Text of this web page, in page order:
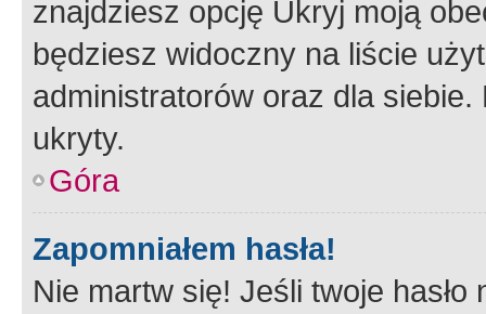
znajdziesz opcję Ukryj moją
będziesz widoczny na liście
administratorów oraz dla
ukryty.
Góra
Zapomniałem hasła!
Nie martw się! Jeśli twoje